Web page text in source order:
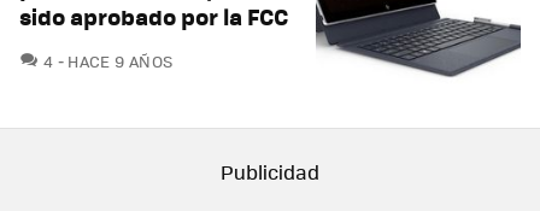
sido aprobado por la FCC
4 COMENTARIOS
HACE 9 AÑOS